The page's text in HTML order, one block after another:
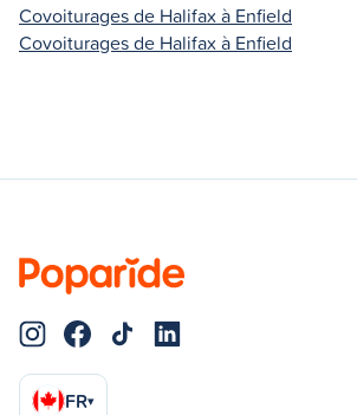
Covoiturages de Halifax à Enfield
Covoiturages de Halifax à Enfield
FR▾